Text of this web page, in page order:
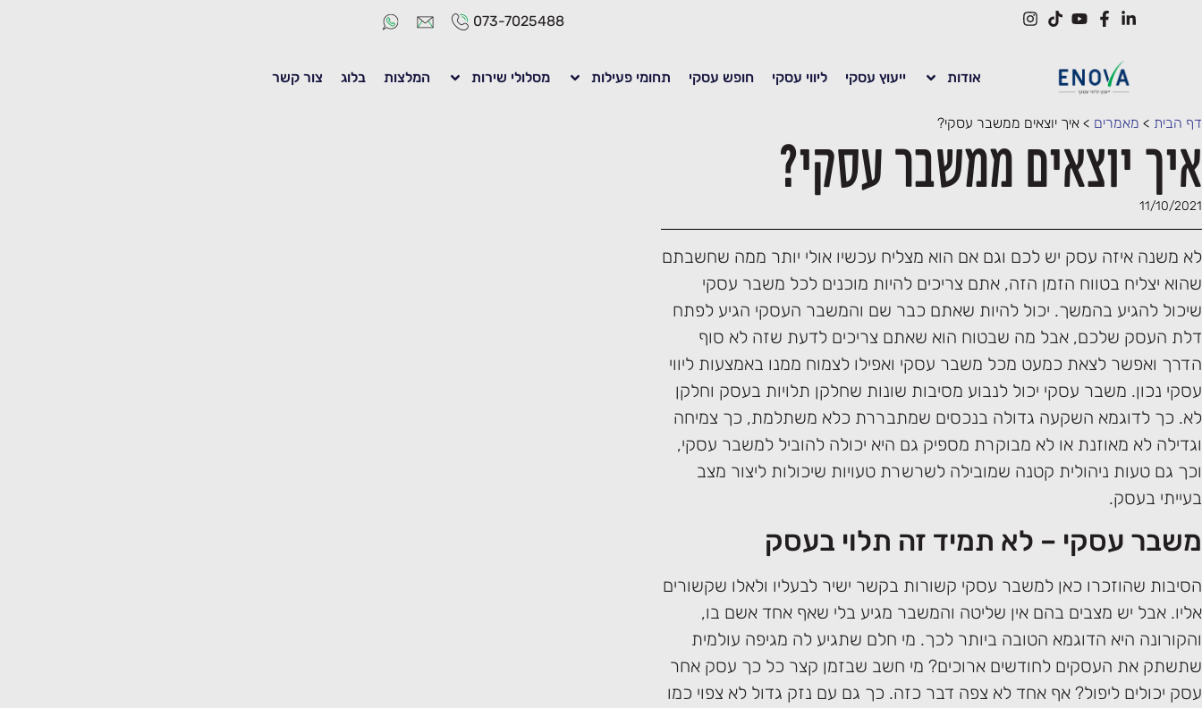
073-7025488
אודות ייעוץ עסקי ליווי עסקי חופש עסקי תחומי פעילות מסלולי שירות המלצות בלוג צור קשר
דף הבית > מאמרים > איך יוצאים ממשבר עסקי?
איך יוצאים ממשבר עסקי?
11/10/2021
לא משנה איזה עסק יש לכם וגם אם הוא מצליח עכשיו אולי יותר ממה שחשבתם
שהוא יצליח בטווח הזמן הזה, אתם צריכים להיות מוכנים לכל משבר עסקי
שיכול להגיע בהמשך. יכול להיות שאתם כבר שם והמשבר העסקי הגיע לפתח
דלת העסק שלכם, אבל מה שבטוח הוא שאתם צריכים לדעת שזה לא סוף
הדרך ואפשר לצאת כמעט מכל משבר עסקי ואפילו לצמוח ממנו באמצעות ליווי
עסקי נכון. משבר עסקי יכול לנבוע מסיבות שונות שחלקן תלויות בעסק וחלקן
לא. כך לדוגמא השקעה גדולה בנכסים שמתבררת כלא משתלמת, כך צמיחה
וגדילה לא מאוזנת או לא מבוקרת מספיק גם היא יכולה להוביל למשבר עסקי,
וכך גם טעות ניהולית קטנה שמובילה לשרשרת טעויות שיכולות ליצור מצב
בעייתי בעסק.
משבר עסקי – לא תמיד זה תלוי בעסק
הסיבות שהוזכרו כאן למשבר עסקי קשורות בקשר ישיר לבעליו ולאלו שקשורים
אליו. אבל יש מצבים בהם אין שליטה והמשבר מגיע בלי שאף אחד אשם בו,
והקורונה היא הדוגמא הטובה ביותר לכך. מי חלם שתגיע לה מגיפה עולמית
שתשתק את העסקים לחודשים ארוכים? מי חשב שבזמן קצר כל כך עסק אחר
עסק יכולים ליפול? אף אחד לא צפה דבר כזה. כך גם עם נזק גדול לא צפוי כמו